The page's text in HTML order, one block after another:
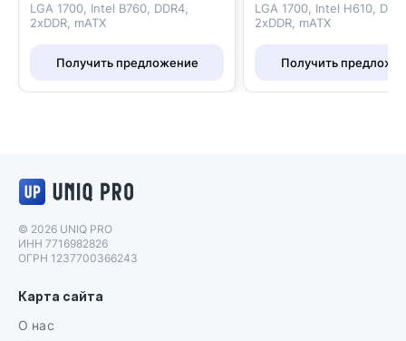
LGA 1700, Intel B760, DDR4,
2xDDR, mATX
Получить предложение
LGA 1700, Intel H610,
2xDDR, mATX
Получить
© 2026 UNIQ PRO
ИНН 7716982826
ОГРН 1237700366243
Карта сайта
О нас